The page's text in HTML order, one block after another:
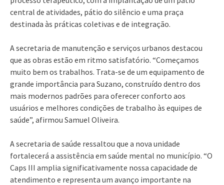
central de atividades, pátio do silêncio e uma praça
destinada às práticas coletivas e de integração.
A secretaria de manutenção e serviços urbanos destacou
que as obras estão em ritmo satisfatório. “Começamos
muito bem os trabalhos. Trata-se de um equipamento de
grande importância para Suzano, construído dentro dos
mais modernos padrões para oferecer conforto aos
usuários e melhores condições de trabalho às equipes de
saúde”, afirmou Samuel Oliveira.
A secretaria de saúde ressaltou que a nova unidade
fortalecerá a assistência em saúde mental no município. “O
Caps III amplia significativamente nossa capacidade de
atendimento e representa um avanço importante na